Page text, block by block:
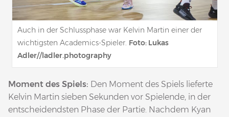
Auch in der Schlussphase war Kelvin Martin einer der
wichtigsten Academics-Spieler. Foto: Lukas
Adler//ladler.photography
Moment des Spiels: Den Moment des Spiels lieferte
Kelvin Martin sieben Sekunden vor Spielende, in der
entscheidendsten Phase der Partie. Nachdem Kyan